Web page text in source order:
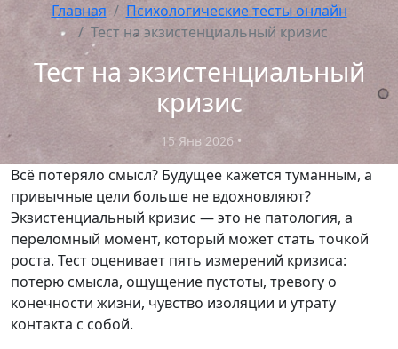
Главная
Психологические тесты онлайн
Тест на экзистенциальный кризис
Тест на экзистенциальный
кризис
15 Янв 2026 •
Всё потеряло смысл? Будущее кажется туманным, а
привычные цели больше не вдохновляют?
Экзистенциальный кризис — это не патология, а
переломный момент, который может стать точкой
роста. Тест оценивает пять измерений кризиса:
потерю смысла, ощущение пустоты, тревогу о
конечности жизни, чувство изоляции и утрату
контакта с собой.